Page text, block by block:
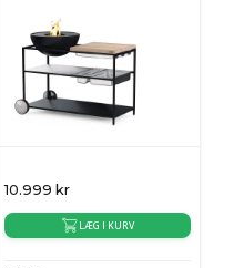
10.999 kr
LÆG I KURV